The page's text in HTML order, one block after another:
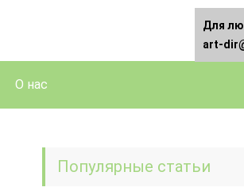
О нас
Популярные статьи
Для
art-